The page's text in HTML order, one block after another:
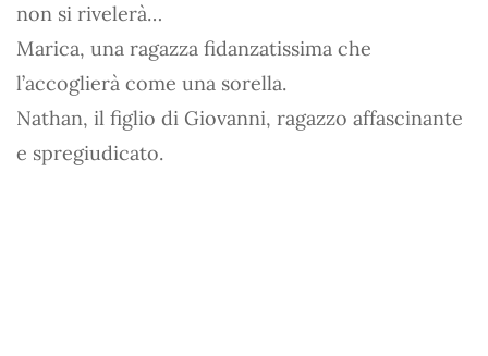
non si rivelerà…
Marica, una ragazza fidanzatissima che
l’accoglierà come una sorella.
Nathan, il figlio di Giovanni, ragazzo affascinante
e spregiudicato.